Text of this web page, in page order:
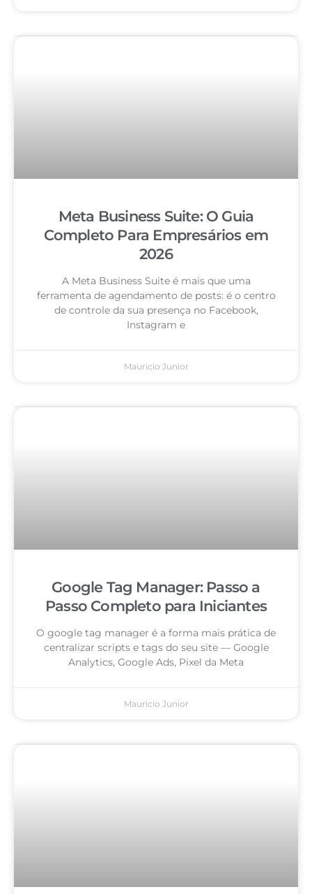
Meta Business Suite: O Guia
Completo Para Empresários em
2026
A Meta Business Suite é mais que uma
ferramenta de agendamento de posts: é o centro
de controle da sua presença no Facebook,
Instagram e
Mauricio Junior
Google Tag Manager: Passo a
Passo Completo para Iniciantes
O google tag manager é a forma mais prática de
centralizar scripts e tags do seu site — Google
Analytics, Google Ads, Pixel da Meta
Mauricio Junior